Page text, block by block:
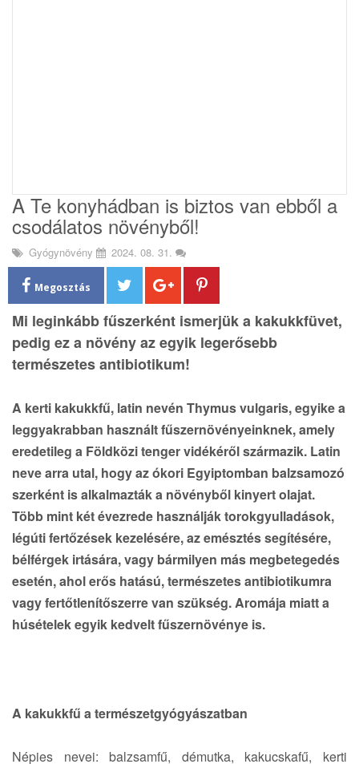
A Te konyhádban is biztos van ebből a
csodálatos növényből!
Gyógynövény 2024. 08. 31.
Megosztás
Mi leginkább fűszerként ismerjük a kakukkfüvet,
pedig ez a növény az egyik legerősebb
természetes antibiotikum!
A kerti kakukkfű, latin nevén Thymus vulgaris, egyike a
leggyakrabban használt fűszernövényeinknek, amely
eredetileg a Földközi tenger vidékéről származik. Latin
neve arra utal, hogy az ókori Egyiptomban balzsamozó
szerként is alkalmazták a növényből kinyert olajat.
Több mint két évezrede használják torokgyulladások,
légúti fertőzések kezelésére, az emésztés segítésére,
bélférgek irtására, vagy bármilyen más megbetegedés
esetén, ahol erős hatású, természetes antibiotikumra
vagy fertőtlenítőszerre van szükség. Aromája miatt a
húsételek egyik kedvelt fűszernövénye is.
A kakukkfű a természetgyógyászatban
Népies nevei: balzsamfű, démutka, kakucskafű, kerti